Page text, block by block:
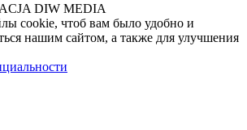
DIW MEDIA
cookie, чтоб вам было удобно и
нашим сайтом, а также для улучшения